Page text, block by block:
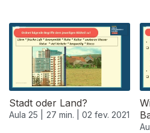
Stadt oder Land?
Aula 25 | 27 min. | 02 fev. 2021